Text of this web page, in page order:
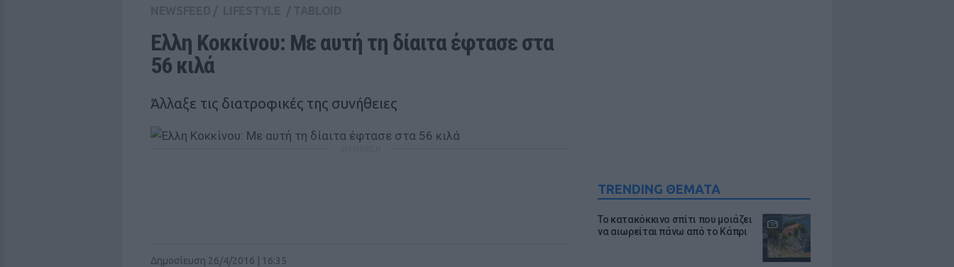
TRENDING ΘΕΜΑΤΑ
Το κατακόκκινο σπίτι που μοιάζει
να αιωρείται πάνω από το Κάπρι
Ελλη Κοκκίνου: Με αυτή τη δίαιτα έφτασε στα
56 κιλά
Άλλαξε τις διατροφικές της συνήθειες
Δημοσίευση 26/4/2016 | 16:35